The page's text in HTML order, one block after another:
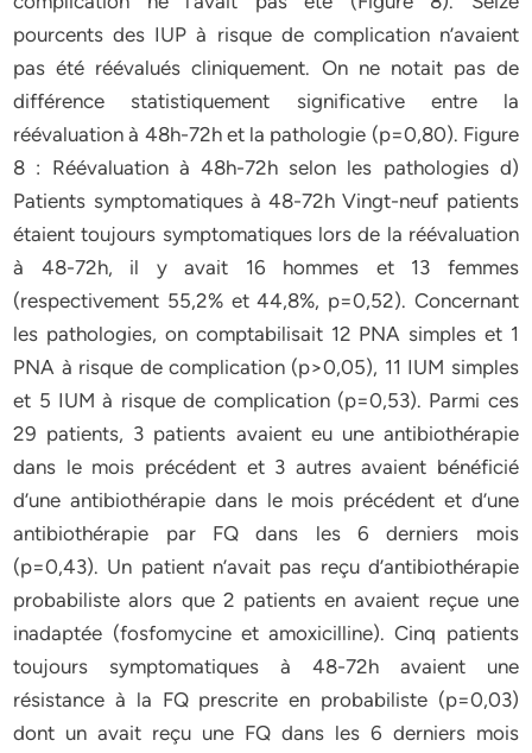
pourcents des IUP à risque de complication n’avaient
pas été réévalués cliniquement. On ne notait pas de
différence statistiquement significative entre la
réévaluation à 48h-72h et la pathologie (p=0,80). Figure
8 : Réévaluation à 48h-72h selon les pathologies d)
Patients symptomatiques à 48-72h Vingt-neuf patients
étaient toujours symptomatiques lors de la réévaluation
à 48-72h, il y avait 16 hommes et 13 femmes
(respectivement 55,2% et 44,8%, p=0,52). Concernant
les pathologies, on comptabilisait 12 PNA simples et 1
PNA à risque de complication (p>0,05), 11 IUM simples
et 5 IUM à risque de complication (p=0,53). Parmi ces
29 patients, 3 patients avaient eu une antibiothérapie
dans le mois précédent et 3 autres avaient bénéficié
d’une antibiothérapie dans le mois précédent et d’une
antibiothérapie par FQ dans les 6 derniers mois
(p=0,43). Un patient n’avait pas reçu d’antibiothérapie
probabiliste alors que 2 patients en avaient reçue une
inadaptée (fosfomycine et amoxicilline). Cinq patients
toujours symptomatiques à 48-72h avaient une
résistance à la FQ prescrite en probabiliste (p=0,03)
dont un avait reçu une FQ dans les 6 derniers mois